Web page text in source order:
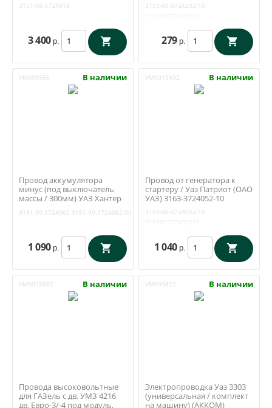
3151-48-3724018
3 400 р.
09.2016
ект) 3153-3724202-10
3153-00-3724202-10
279 р.
УМ009556 В наличии
Провод аккумулятора
минус (под выключатель
массы / 300мм) УАЗ Хантер
3151-90-3724062 3151-90-3724062-00
1 090 р.
УМ0013932 В наличии
Провод от генератора к
стартеру / Уаз Патриот (ОАО
УАЗ) 3163-3724052-10
3163-00-3724052-10
316300372405210
1 040 р.
УМ0015882 В наличии
Провода высоковольтные
для ГАЗель с дв. УМЗ 4216
дв. Евро-3/-4 под модуль,
УМ003822 В наличии
Электропроводка Уаз 3303
(универсальная / комплект
на машину) (АККОМ)